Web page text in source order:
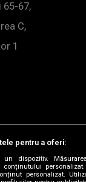
65-67,
C,
1
pentru a oferi:
dispozitiv.
personalizat.